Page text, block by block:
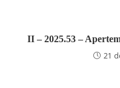
II – 2025.53 –
21